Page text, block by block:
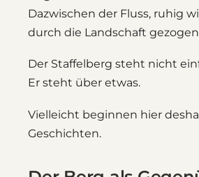
Dazwischen der Fluss, ruhig
durch die Landschaft
Der Staffelberg steht nicht
Er steht über etwas.
Vielleicht beginnen hier
Geschichten.